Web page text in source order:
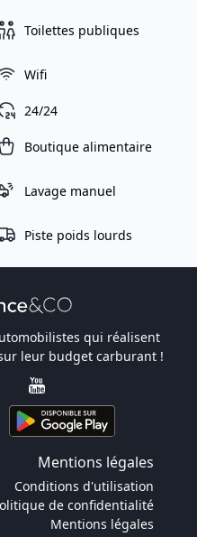
Toilettes publiques
Wifi
24/24
Boutique alimentaire
Lavage manuel
Piste poids lourds
qui réalisent
leur budget carburant !
Mentions légales
Conditions d'utilisation
de confidentialité
Mentions légales